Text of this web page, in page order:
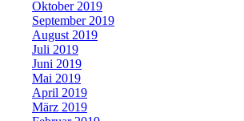
Oktober 2019
September 2019
August 2019
Juli 2019
Juni 2019
Mai 2019
April 2019
März 2019